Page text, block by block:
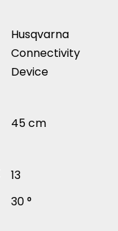
Husqvarna
Connectivity
Device
45 cm
13
30 °